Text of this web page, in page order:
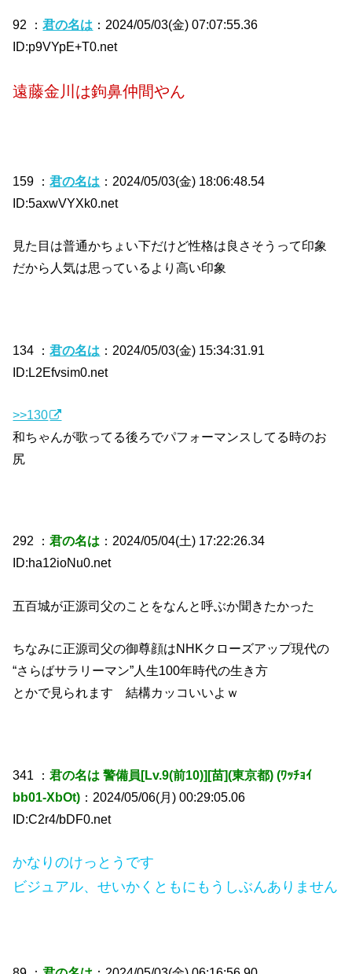
92 ：君の名は ：2024/05/03(金) 07:07:55.36
ID:p9VYpE+T0.net
遠藤金川は鉤鼻仲間やん
159 ：君の名は ：2024/05/03(金) 18:06:48.54
ID:5axwVYXk0.net
見た目は普通かちょい下だけど性格は良さそうって印象
だから人気は思っているより高い印象
134 ：君の名は ：2024/05/03(金) 15:34:31.91
ID:L2Efvsim0.net
>>130
和ちゃんが歌ってる後ろでパフォーマンスしてる時のお
尻
292 ：君の名は ：2024/05/04(土) 17:22:26.34
ID:ha12ioNu0.net
五百城が正源司父のことをなんと呼ぶか聞きたかった
ちなみに正源司父の御尊顔はNHKクローズアップ現代の
“さらばサラリーマン”人生100年時代の生き方
とかで見られます 結構カッコいいよｗ
341 ：君の名は 警備員[Lv.9(前10)][苗](東京都) (ﾜｯﾁｮｲ
bb01-XbOt) ：2024/05/06(月) 00:29:05.06
ID:C2r4/bDF0.net
かなりのけっとうです
ビジュアル、せいかくともにもうしぶんありません